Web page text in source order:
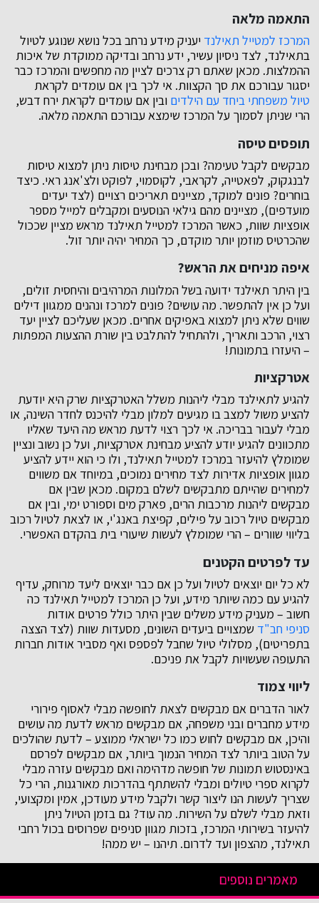
התאמה מלאה
המרכז למטייל תאילנד יעניק מידע נרחב בכל נושא שנוגע לטיול
בתאילנד, לצד ניסיון עשיר, ידע נרחב ובדיקה ממוקדת של איכות
ההמלצות. מכאן שאתם רק צרכים לציין מה מחפשים והמרכז כבר
יסגור עבורכם את סך הקצוות. אי לכך בין אם עומדים לקראת
טיול משפחתי ביחד עם הילדים ובין אם עומדים לקראת ירח דבש,
הרי שניתן לסמוך על המרכז שימצא עבורכם התאמה מלאה.
תופסים טיסה
מבקשים לקבל טעימה? ובכן מבחינת טיסות ניתן למצוא טיסות
לבנגקוק, לפאטייה, לקראבי, לקוסמוי, לפוקט ולצ'אנג ראי. כיצד
בוחרים? פונים למוקד, מציינים תאריכים רצויים (לצד יעדים
מועדפים), מציינים מהם גילאי הנוסעים ומקבלים למייל מספר
אופציות שוות, כאשר המרכז למטייל תאילנד מראש מציין שככול
שהכרטיס מוזמן יותר מוקדם, כך המחיר יהיה יותר זול.
איפה מניחים את הראש?
בין היתר תאילנד ידועה בשל המלונות המרהיבים והיחסית זולים,
ועל כן אין להתפשר. מה עושים? פונים למרכז ונהנים ממגוון דילים
שווים שלא ניתן למצוא באפיקים אחרים. מכאן שעליכם לציין יעד
רצוי, הרכב ותאריך, ולהתחיל להתלבט בין שורת ההצעות המפתות
– היעזרו בתמונות!
אטרקציות
להגיע לתאילנד מבלי ליהנות משלל האטרקציות שרק היא יודעת
להציע משול למצב בו מגיעים למלון מבלי להיכנס לחדר השינה, או
מבלי לעבור בבריכה. אי לכך רצוי לדעת מראש מה היעד שאליו
מתכוונים להגיע יודע להציע מבחינת אטרקציות, ועל כן נשוב ונציין
שמומלץ להיעזר במרכז למטייל תאילנד, ולו כי הוא יידע להציע
מגוון אופציות אדירות לצד מחירים נמוכים, במיוחד אם משווים
למחירים שהייתם מתבקשים לשלם במקום. מכאן שבין אם
מבקשים ליהנות מרכבות הרים, פארק מים וספורט ימי, ובין אם
מבקשים טיול רכוב על פילים, קפיצת באנג'י, או לצאת לטיול רכוב
בליווי שוורים – הרי שמומלץ לעשות שיעורי בית בהקדם האפשרי.
עד לפרטים הקטנים
לא כל יום יוצאים לטיול ועל כן אם כבר יוצאים ליעד מרוחק, עדיף
להגיע עם כמה שיותר מידע, ועל כן המרכז למטייל תאילנד כה
חשוב – מעניק מידע משלים שבין היתר כולל פרטים אודות
סניפי חב"ד שמצויים ביעדים השונים, מסעדות שוות (לצד הצצה
בתפריטים), מסלולי טיול שחבל לפספס ואף מסביר אודות חברות
התעופה שעשויות לקבל את פניכם.
ליווי צמוד
לאור הדברים אם מבקשים לצאת לחופשה מבלי לאסוף פירורי
מידע מחברים ובני משפחה, אם מבקשים מראש לדעת מה עושים
והיכן, אם מבקשים לחוש כמו כל ישראלי ממוצע – לדעת שהולכים
על הטוב ביותר לצד המחיר הנמוך ביותר, אם מבקשים לפרסם
באינסטוש תמונות של חופשה מדהימה ואם מבקשים עזרה מבלי
לקרוא ספרי טיולים ומבלי להשתתף בהדרכות מאורגנות, הרי כל
שצריך לעשות הנו ליצור קשר ולקבל מידע מעודכן, אמין ומקצועי,
וזאת מבלי לשלם על השירות. מה עוד? גם בזמן הטיול ניתן
להיעזר בשירותי המרכז, בזכות מגוון סניפים שפרוסים בכול רחבי
תאילנד, מהצפון ועד לדרום. תיהנו – יש ממה!
מאמרים נוספים